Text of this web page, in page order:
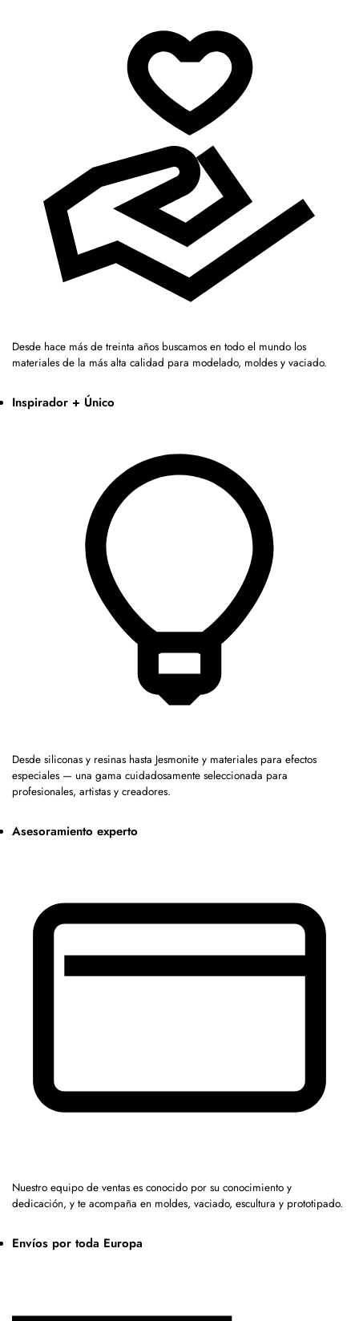
Desde hace más de treinta años buscamos en todo el mundo los
materiales de la más alta calidad para modelado, moldes y vaciado.
Inspirador + Único
Desde siliconas y resinas hasta Jesmonite y materiales para efectos
especiales — una gama cuidadosamente seleccionada para
profesionales, artistas y creadores.
Asesoramiento experto
Nuestro equipo de ventas es conocido por su conocimiento y
dedicación, y te acompaña en moldes, vaciado, escultura y prototipado.
Envíos por toda Europa